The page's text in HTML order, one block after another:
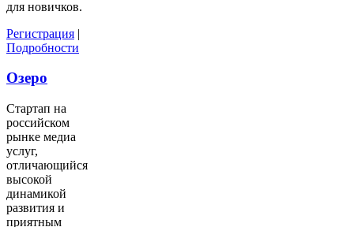
для новичков.
Регистрация |
Подробности
Озеро
Стартап на
российском
рынке медиа
услуг,
отличающийся
высокой
динамикой
развития и
приятным